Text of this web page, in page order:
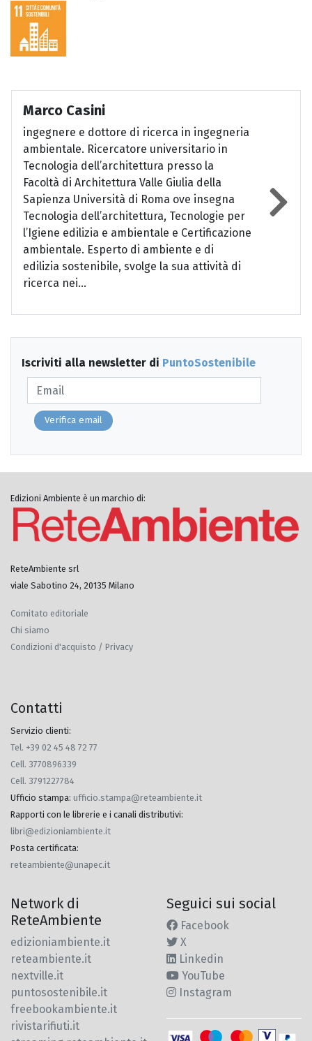
Marco Casini
ingegnere e dottore di ricerca in ingegneria
ambientale. Ricercatore universitario in
Tecnologia dell’architettura presso la
Facoltà di Architettura Valle Giulia della
Sapienza Università di Roma ove insegna
Tecnologia dell’architettura, Tecnologie per
l’Igiene edilizia e ambientale e Certificazione
ambientale. Esperto di ambiente e di
edilizia sostenibile, svolge la sua attività di
ricerca nei...
Iscriviti alla newsletter di PuntoSostenibile
Verifica email
Edizioni Ambiente è un marchio di:
ReteAmbiente srl
viale Sabotino 24, 20135 Milano
Comitato editoriale
Chi siamo
Condizioni d'acquisto / Privacy
Contatti
Servizio clienti:
Tel. +39 02 45 48 72 77
Cell. 3770896339
Cell. 3791227784
Ufficio stampa: ufficio.stampa@reteambiente.it
Rapporti con le librerie e i canali distributivi:
libri@edizioniambiente.it
Posta certificata:
reteambiente@unapec.it
Network di
ReteAmbiente
edizioniambiente.it
reteambiente.it
nextville.it
puntosostenibile.it
freebookambiente.it
rivistarifiuti.it
Seguici sui social
Facebook
X
Linkedin
YouTube
Instagram